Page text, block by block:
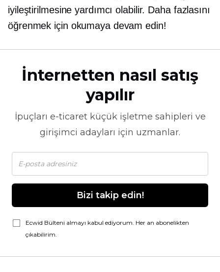
iyileştirilmesine yardımcı olabilir. Daha fazlasını
öğrenmek için okumaya devam edin!
İnternetten nasıl satış
yapılır
İpuçları e-ticaretküçük işletme sahipleri ve
girişimci adayları için uzmanlar.
Bizi takip edin!
Ecwid Bülteni almayı kabul ediyorum. Her an abonelikten
çıkabilirim.